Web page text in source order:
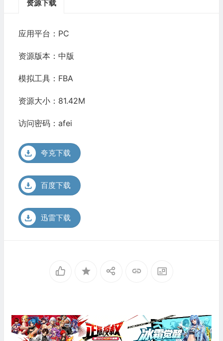
资源下载
应用平台：PC
资源版本：中版
模拟工具：FBA
资源大小：81.42M
访问密码：afei
夸克下载
百度下载
迅雷下载